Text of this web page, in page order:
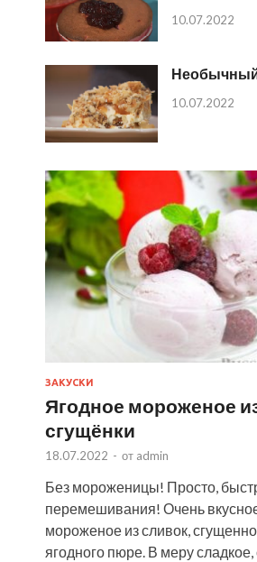
10.07.2022
10.07.2022
ЗАКУСКИ
Ягодное мороженое
сгущёнки
18.07.2022 - от admin
Без мороженицы! Просто,
перемешивания! Очень
мороженое из сливок,
ягодного пюре. В меру